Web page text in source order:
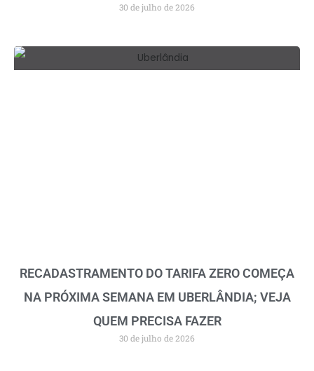
30 de julho de 2026
RECADASTRAMENTO DO TARIFA ZERO COMEÇA
NA PRÓXIMA SEMANA EM UBERLÂNDIA; VEJA
QUEM PRECISA FAZER
30 de julho de 2026